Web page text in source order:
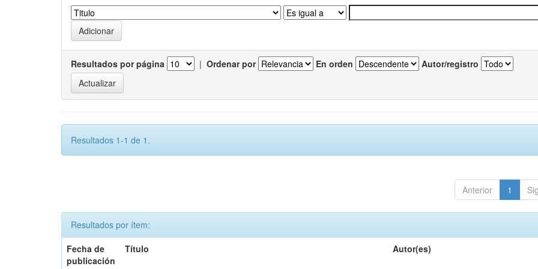
Resultados por página | Ordenar por En orden Autor/registro
Resultados 1-1 de 1.
Anterior 1
Resultados por ítem:
Fecha de
publicación
Título Autor(es)